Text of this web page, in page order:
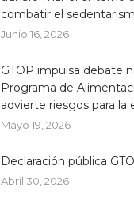
combatir el
Junio 16, 2026
GTOP impulsa debate
Programa de
advierte riesgos para la
Mayo 19, 2026
Declaración pública
Abril 30, 2026